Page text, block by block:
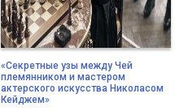
«Секретные узы между Чей
племянником и мастером
актерского искусства Николасом
Кейджем»